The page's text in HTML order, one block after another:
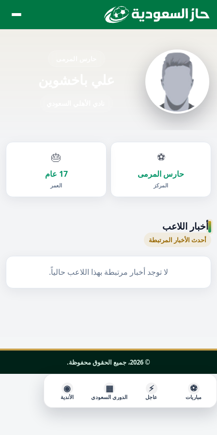
⚽
حارس المرمى
المركز
🎂
17 عام
العمر
أخبار اللاعب
أحدث الأخبار المرتبطة
لا توجد أخبار مرتبطة بهذا اللاعب حالياً.
© 2026، جميع الحقوق محفوظة.
⚽
مباريات
⚡
عاجل
▦
الدوري السعودي
◉
الأندية